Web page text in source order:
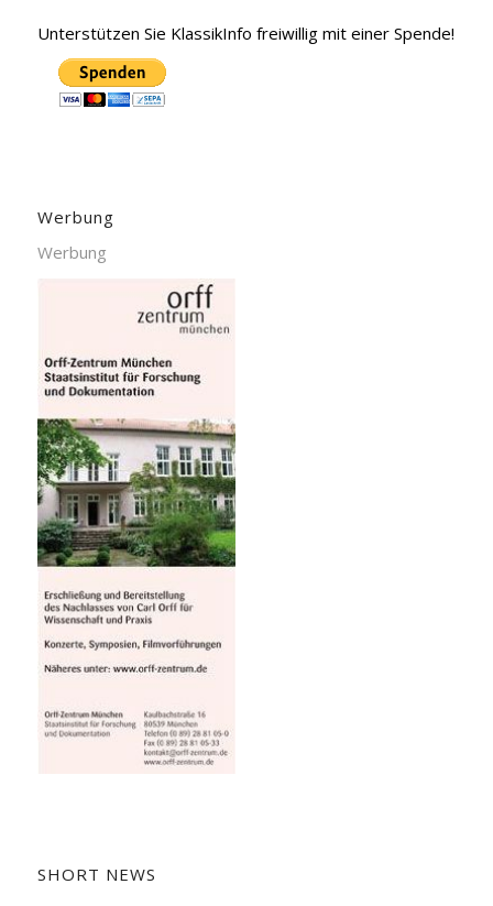
Unterstützen Sie KlassikInfo freiwillig mit einer Spende!
Werbung
Werbung
SHORT NEWS